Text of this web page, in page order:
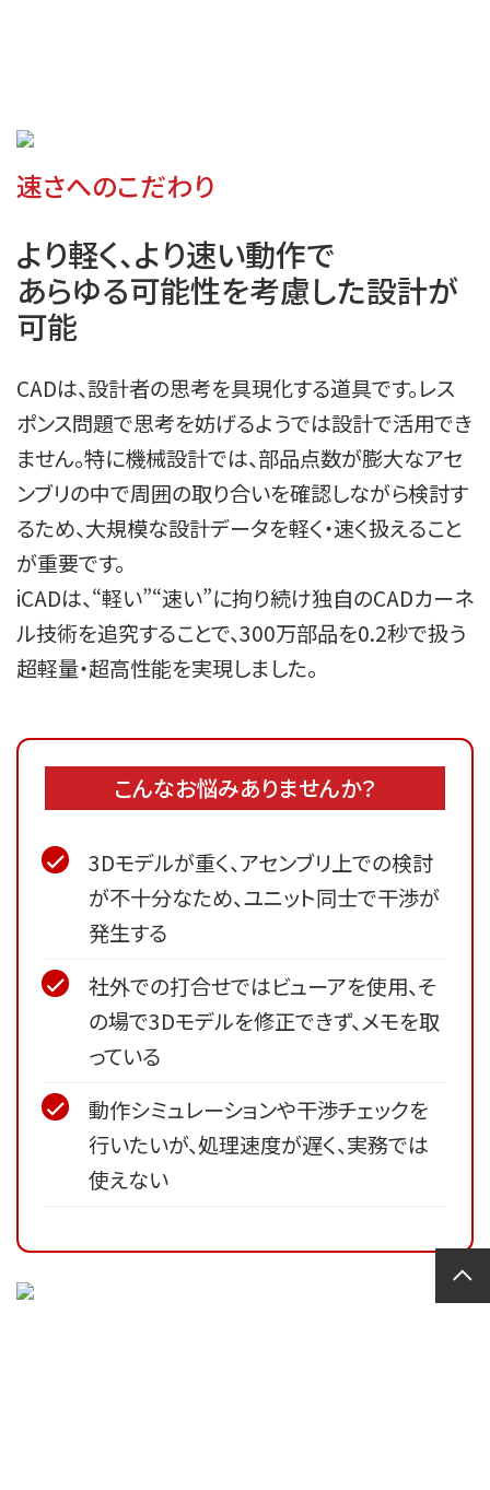
速さへのこだわり
より軽く、より速い動作で
あらゆる可能性を考慮した設計が
可能
CADは、設計者の思考を具現化する道具です。レス
ポンス問題で思考を妨げるようでは設計で活用でき
ません。特に機械設計では、部品点数が膨大なアセ
ンブリの中で周囲の取り合いを確認しながら検討す
るため、大規模な設計データを軽く・速く扱えること
が重要です。
iCADは、“軽い”“速い”に拘り続け独自のCADカーネ
ル技術を追究することで、300万部品を0.2秒で扱う
超軽量・超高性能を実現しました。
こんなお悩みありませんか？
3Dモデルが重く、アセンブリ上での検討
が不十分なため、ユニット同士で干渉が
発生する
社外での打合せではビューアを使用、そ
の場で3Dモデルを修正できず、メモを取
っている
動作シミュレーションや干渉チェックを
行いたいが、処理速度が遅く、実務では
使えない